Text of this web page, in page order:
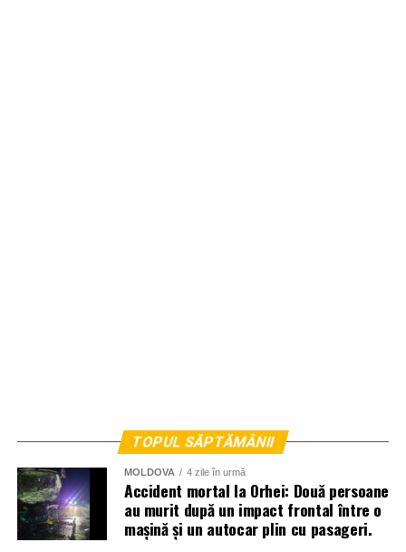
TOPUL SĂPTĂMÂNII
MOLDOVA 4 zile în urmă
Accident mortal la Orhei: Două persoane
au murit după un impact frontal între o
mașină și un autocar plin cu pasageri.